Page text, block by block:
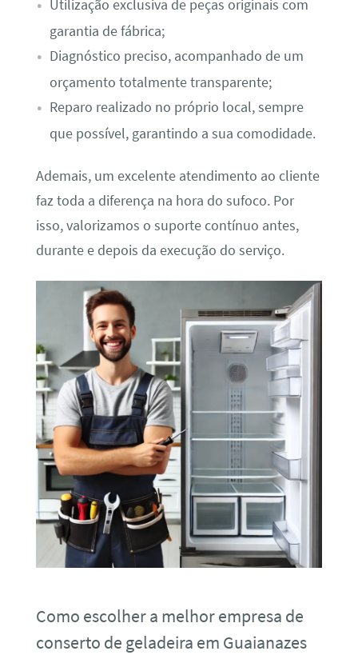
Utilização exclusiva de peças originais com
garantia de fábrica;
Diagnóstico preciso, acompanhado de um
orçamento totalmente transparente;
Reparo realizado no próprio local, sempre
que possível, garantindo a sua comodidade.
Ademais, um excelente atendimento ao cliente
faz toda a diferença na hora do sufoco. Por
isso, valorizamos o suporte contínuo antes,
durante e depois da execução do serviço.
Como escolher a melhor empresa de
conserto de geladeira em Guaianazes